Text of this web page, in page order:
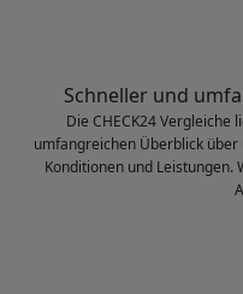
Schneller und
Die CHECK24
umfangreichen Überblick
Konditionen und Leistungen.